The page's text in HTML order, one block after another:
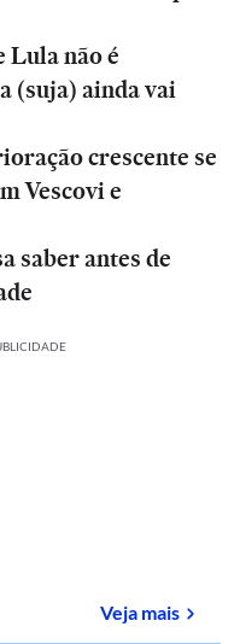
não é
(suja) ainda vai
crescente se
Vescovi e
saber antes de
Veja maissobre